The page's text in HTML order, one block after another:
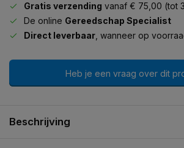
Gratis verzending vanaf € 75,00 (tot
De online Gereedschap Specialist
Direct leverbaar , wanneer op
Heb je een vraag over dit
Beschrijving